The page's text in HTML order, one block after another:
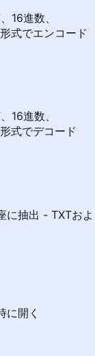
16進数、
式でエンコード
16進数、
式でデコード
に抽出 - TXTおよ
に開く